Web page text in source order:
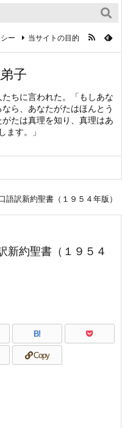
子
ちに言われた。「もしあな
ら、あなたがたはほんとう
たは真理を知り、真理はあ
ます。」
ー 当サイトの目的
語訳新約聖書（１９５４年版）
新約聖書（１９５４
B!
Copy